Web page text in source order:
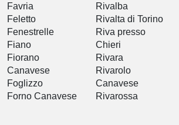
Favria
Feletto
Fenestrelle
Fiano
Fiorano
Canavese
Foglizzo
Forno Canavese
Rivalba
Rivalta di Torino
Riva presso
Chieri
Rivara
Rivarolo
Canavese
Rivarossa